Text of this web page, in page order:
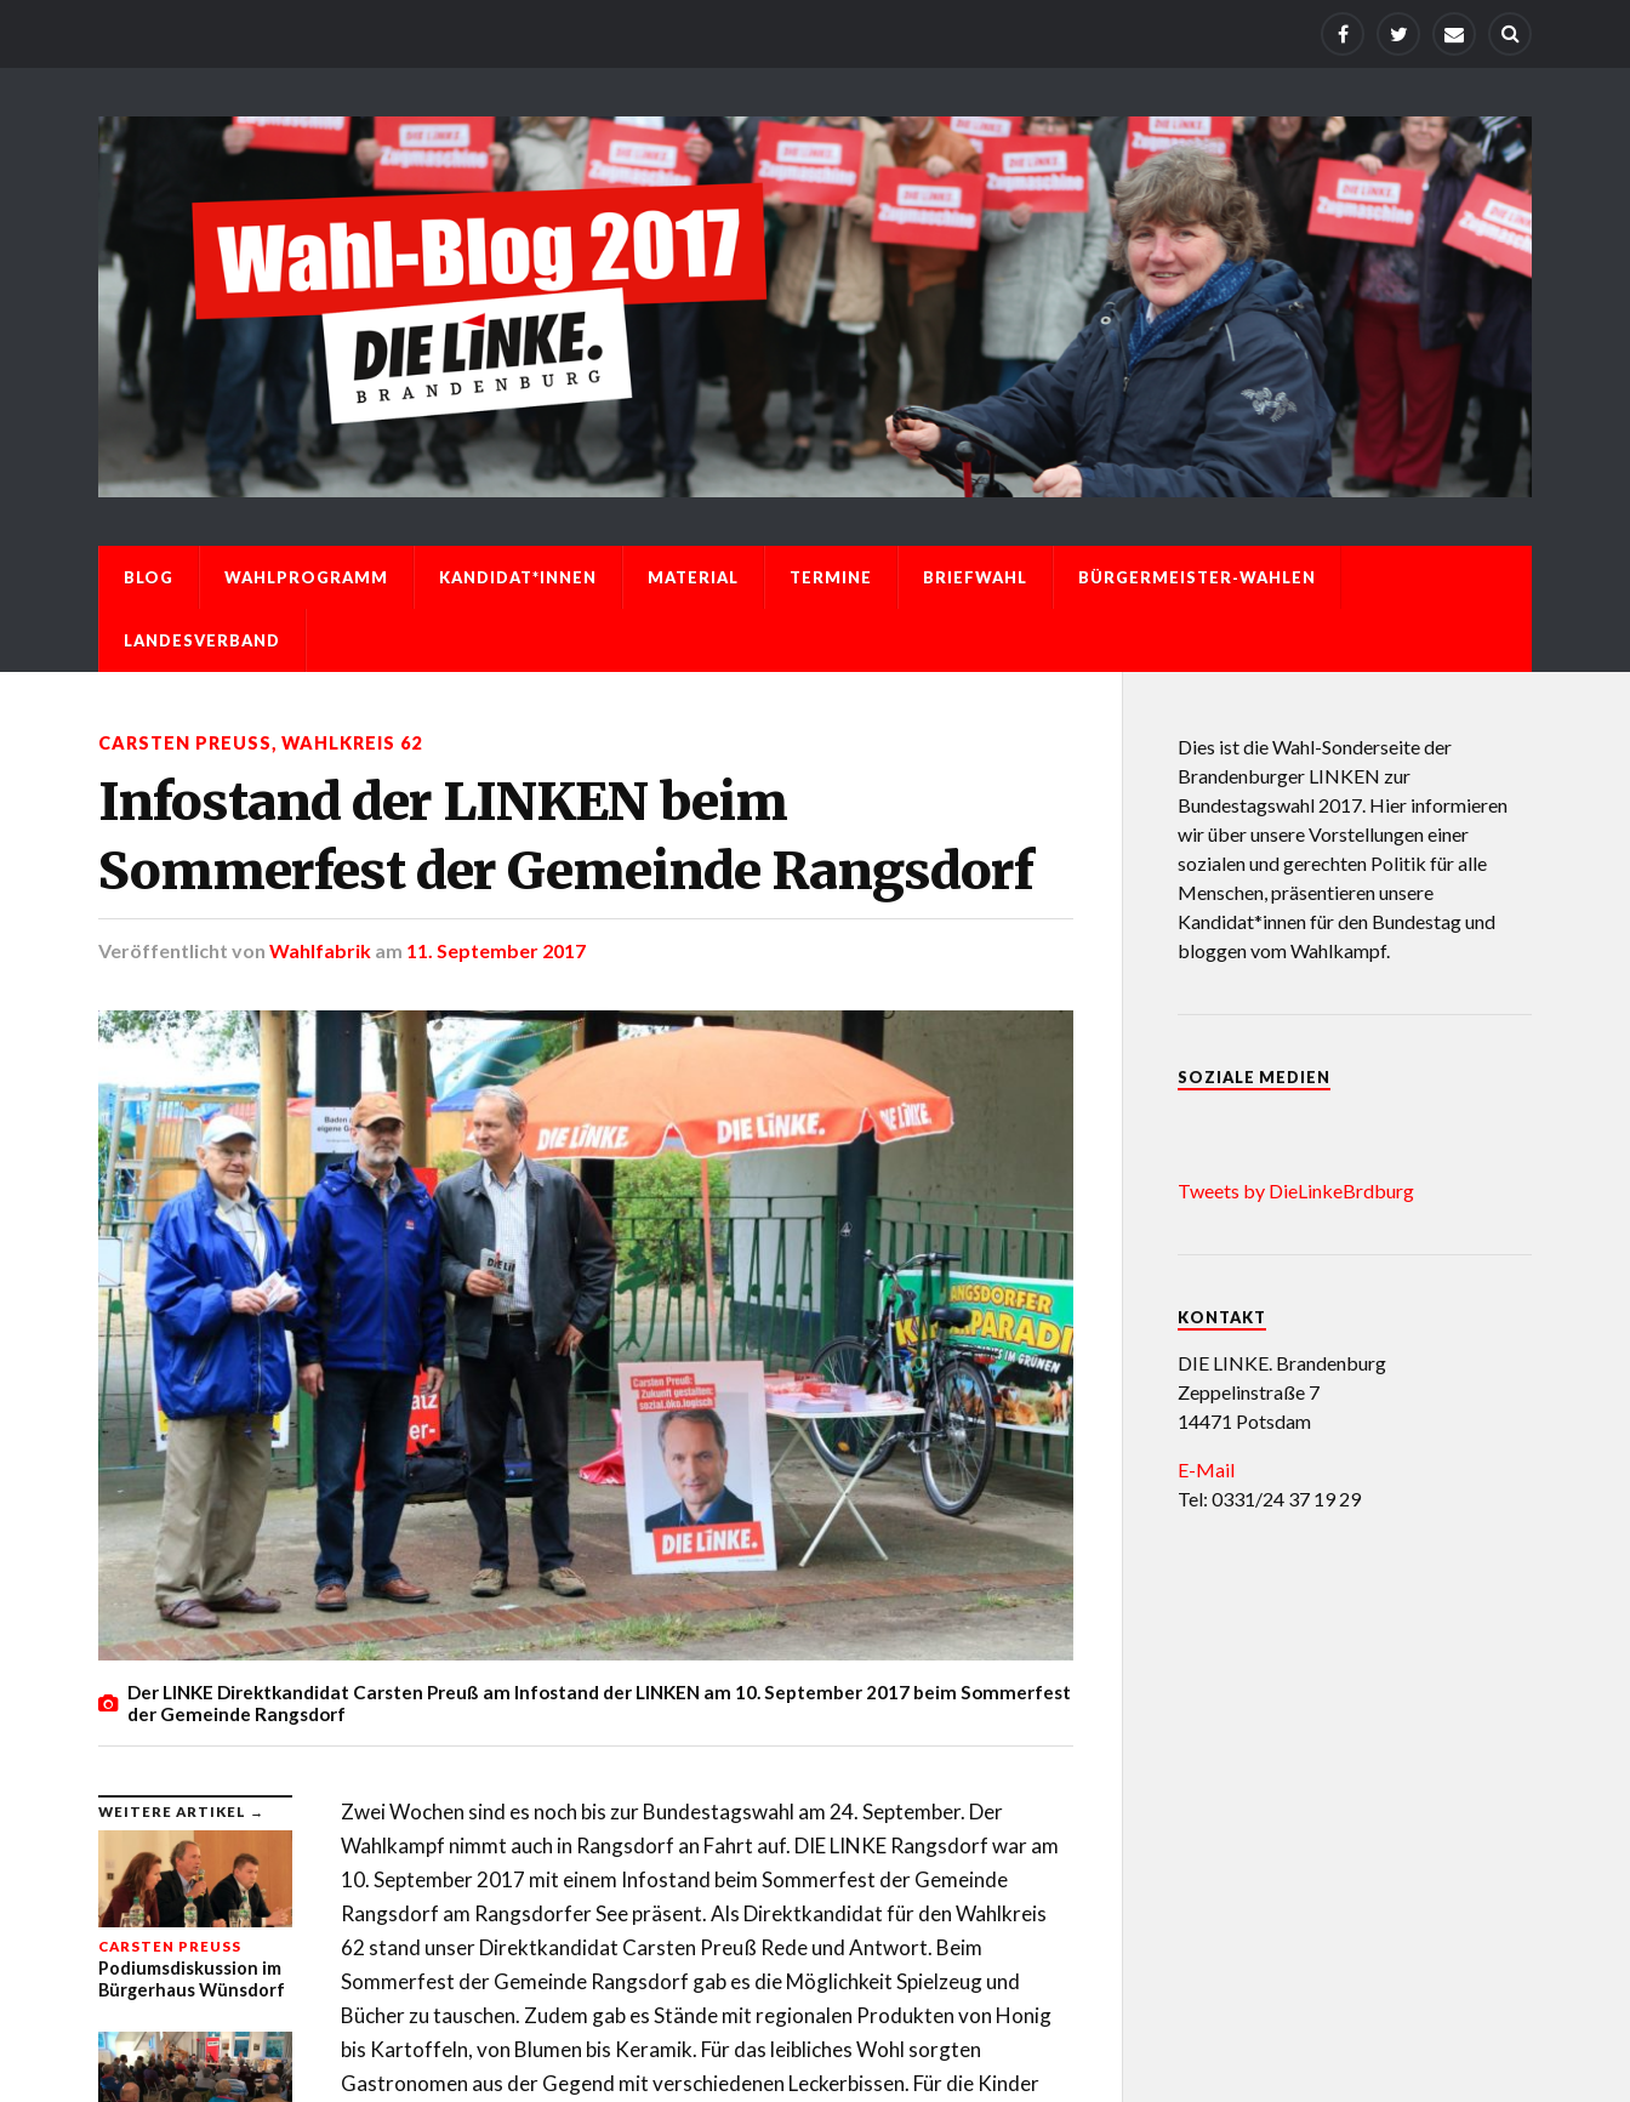
BLOG WAHLPROGRAMM KANDIDAT*INNEN MATERIAL TERMINE BRIEFWAHL BÜRGERMEISTER-WAHLEN
LANDESVERBAND
CARSTEN PREUSS , WAHLKREIS 62
Infostand der LINKEN beim
Sommerfest der Gemeinde Rangsdorf
Veröffentlicht von Wahlfabrik am 11. September 2017
Der LINKE Direktkandidat Carsten Preuß am Infostand der LINKEN am 10. September 2017 beim Sommerfest
der Gemeinde Rangsdorf
WEITERE ARTIKEL →
CARSTEN PREUSS
Podiumsdiskussion im
Bürgerhaus Wünsdorf
Zwei Wochen sind es noch bis zur Bundestagswahl am 24. September. Der
Wahlkampf nimmt auch in Rangsdorf an Fahrt auf. DIE LINKE Rangsdorf war am
10. September 2017 mit einem Infostand beim Sommerfest der Gemeinde
Rangsdorf am Rangsdorfer See präsent. Als Direktkandidat für den Wahlkreis
62 stand unser Direktkandidat Carsten Preuß Rede und Antwort. Beim
Sommerfest der Gemeinde Rangsdorf gab es die Möglichkeit Spielzeug und
Bücher zu tauschen. Zudem gab es Stände mit regionalen Produkten von Honig
bis Kartoffeln, von Blumen bis Keramik. Für das leibliches Wohl sorgten
Gastronomen aus der Gegend mit verschiedenen Leckerbissen. Für die Kinder
Dies ist die Wahl-Sonderseite der
Brandenburger LINKEN zur
Bundestagswahl 2017. Hier informieren
wir über unsere Vorstellungen einer
sozialen und gerechten Politik für alle
Menschen, präsentieren unsere
Kandidat*innen für den Bundestag und
bloggen vom Wahlkampf.
SOZIALE MEDIEN
Tweets by DieLinkeBrdburg
KONTAKT
DIE LINKE. Brandenburg
Zeppelinstraße 7
14471 Potsdam
E-Mail
Tel: 0331/24 37 19 29